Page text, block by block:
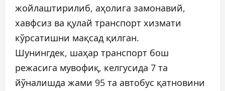
жойлаштирилиб, аҳолига замонавий,
хавфсиз ва қулай транспорт хизмати
кўрсатишни мақсад қилган.
Шунингдек, шаҳар транспорт бош
режасига мувофиқ, келгусида 7 та
йўналишда жами 95 та автобус қатновини